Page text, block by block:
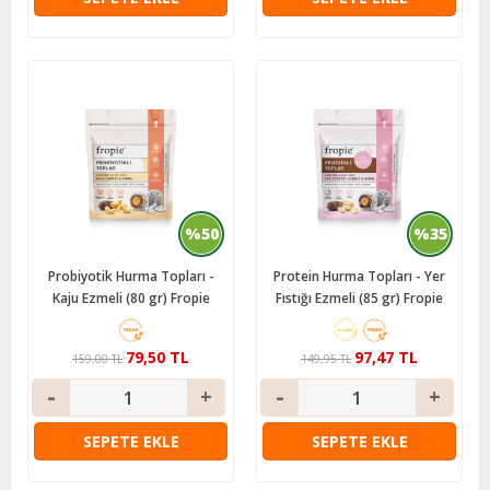
%50
Probiyotik Hurma Topları -
Kaju Ezmeli (80 gr) Fropie
79,50 TL
159,00 TL
SEPETE EKLE
%35
Protein Hurma Topları - Yer
Fıstığı Ezmeli (85 gr) Fropie
97,47 TL
149,95 TL
SEPETE EKLE